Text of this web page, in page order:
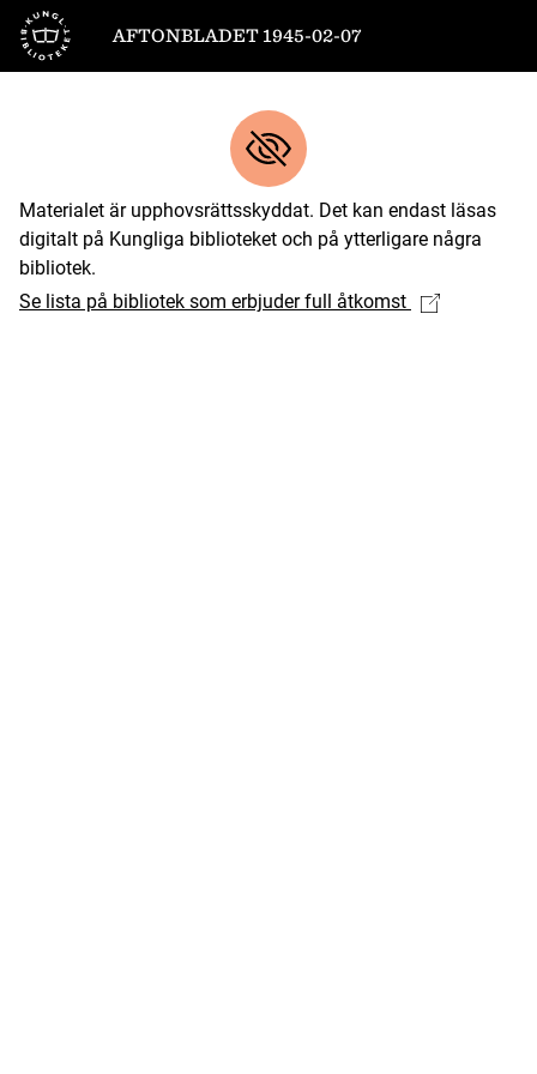
Till startsidan
AFTONBLADET 1945-02-07
Materialet är upphovsrättsskyddat. Det kan endast läsas
digitalt på Kungliga biblioteket och på ytterligare några
bibliotek.
Se lista på bibliotek som erbjuder full åtkomst